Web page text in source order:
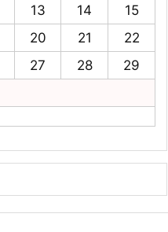
13 14
15
20 21
22
27 28
29